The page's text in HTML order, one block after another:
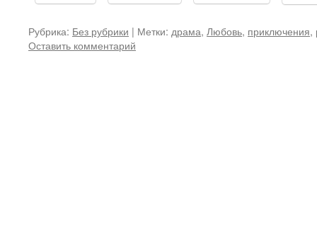
Рубрика: Без рубрики | Метки: драма, Любовь, приключения,
Оставить комментарий